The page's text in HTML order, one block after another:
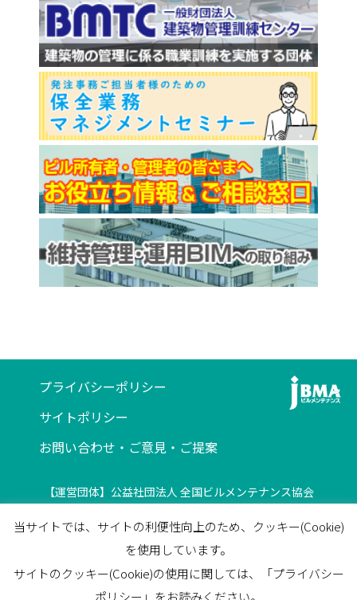
プライバシーポリシー
サイトポリシー
お問い合わせ・ご意見・ご提案
【運営団体】公益社団法人 全国ビルメンテナンス協会
ビルメンテナンス会館5F
03-3805-7560 / FAX 03-3805-7561
facebook
当サイトでは、サイトの利便性向上のため、クッキー(Cookie)
を使用しています。
サイトのクッキー(Cookie)の使用に関しては、「プライバシー
ポリシー」をお読みください。